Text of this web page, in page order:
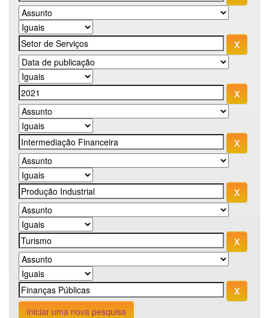
Iniciar uma nova pesquisa